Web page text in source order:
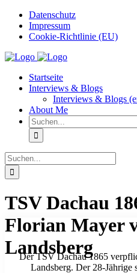
Zum
Inhalt
springen
Datenschutz
Impressum
Cookie-Richtlinie (EU)
Instagram
Startseite
Interviews & Blogs
Interviews & Blogs
About Me
Suche
nach:
Suche
nach:
TSV Dachau
Florian Mayer
Landsberg
Der TSV Dachau 1865
Landsberg. Der 28-Jährige